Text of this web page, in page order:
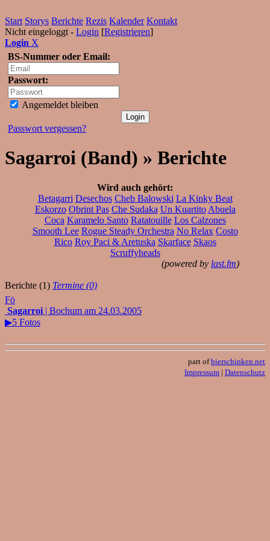
Start Storys Berichte Rezis Kalender Kontakt
Nicht eingeloggt - Login [Registrieren]
Login X
BS-Nummer oder Email:
Passwort:
Angemeldet bleiben
Passwort vergessen?
Sagarroi (Band) » Berichte
Wird auch gehört:
Betagarri Desechos Cheb Balowski La Kinky Beat
Eskorzo Obrint Pas Che Sudaka Un Kuartito Abuela
Coca Karamelo Santo Ratatouille Los Calzones
Smooth Lee Rogue Steady Orchestra No Relax Costo
Rico Roy Paci & Aretuska Skarface Skaos
Scruffyheads
(powered by last.fm)
Berichte (1) Termine (0)
Fö
Sagarroi | Bochum am 24.03.2005
▶5 Fotos
part ofbierschinken.net
Impressum | Datenschutz